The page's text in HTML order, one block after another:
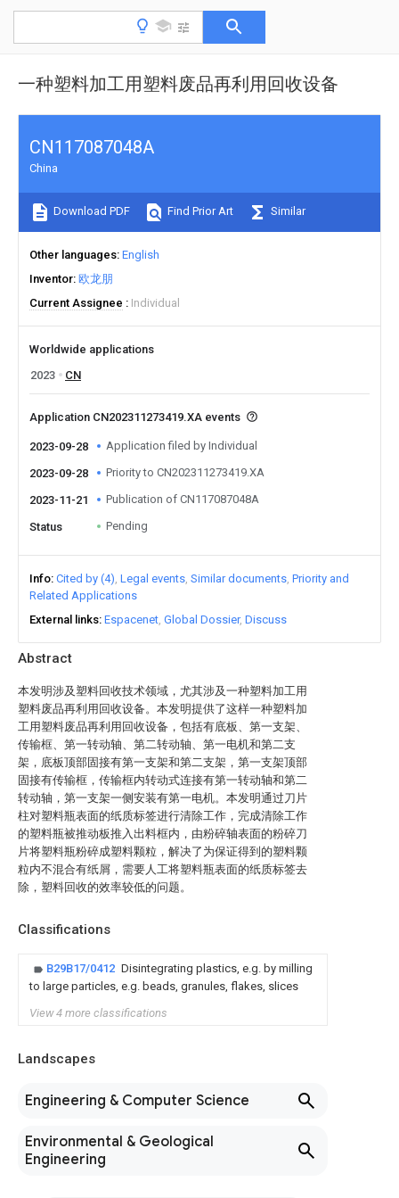
一种塑料加工用塑料废品再利用回收设备
Abstract
本发明涉及塑料回收技术领域，尤其涉及一种塑料加工用
塑料废品再利用回收设备。本发明提供了这样一种塑料加
工用塑料废品再利用回收设备，包括有底板、第一支架、
传输框、第一转动轴、第二转动轴、第一电机和第二支
架，底板顶部固接有第一支架和第二支架，第一支架顶部
固接有传输框，传输框内转动式连接有第一转动轴和第二
转动轴，第一支架一侧安装有第一电机。本发明通过刀片
柱对塑料瓶表面的纸质标签进行清除工作，完成清除工作
的塑料瓶被推动板推入出料框内，由粉碎轴表面的粉碎刀
片将塑料瓶粉碎成塑料颗粒，解决了为保证得到的塑料颗
粒内不混合有纸屑，需要人工将塑料瓶表面的纸质标签去
除，塑料回收的效率较低的问题。
Classifications
B29B17/0412 Disintegrating plastics, e.g. by milling
to large particles, e.g. beads, granules, flakes, slices
View 4 more classifications
Landscapes
Engineering & Computer Science
Environmental & Geological
Engineering
CN117087048A
China
Download PDF Find Prior Art Similar
Other languages English
Inventor 欧龙朋
Current Assignee
Individual
Worldwide applications
2023
CN
Application CN202311273419.XA events
2023-09-28 Application filed by Individual
2023-09-28 Priority to CN202311273419.XA
2023-11-21 Publication of CN117087048A
Status Pending
Info Cited by (4) Legal events Similar documents Priority and
Related Applications
External links Espacenet Global Dossier Discuss